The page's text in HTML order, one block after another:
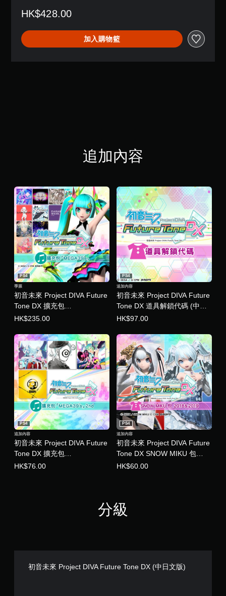
分
4
.
3
K
則
評
分
HK$428.00
加入購物籃
追加內容
初音未來 Project DIVA Future
Tone DX 擴充包
「MEGA39's」 (中文版)
PS4
季票
HK$235.00
初音未來 Project DIVA Future
Tone DX 道具解鎖代碼 (中日
文版)
PS4
追加內容
HK$97.00
初音未來 Project DIVA Future
Tone DX 擴充包
「MEGA39's」2nd (中日文版)
PS4
追加內容
HK$76.00
初音未來 Project DIVA Future
Tone DX SNOW MIKU 包
2018＆2019 (中日文版)
PS4
追加內容
HK$60.00
分級
初音未來 Project DIVA Future Tone DX (中日文版)